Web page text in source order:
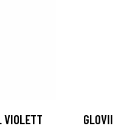
VIOLETT